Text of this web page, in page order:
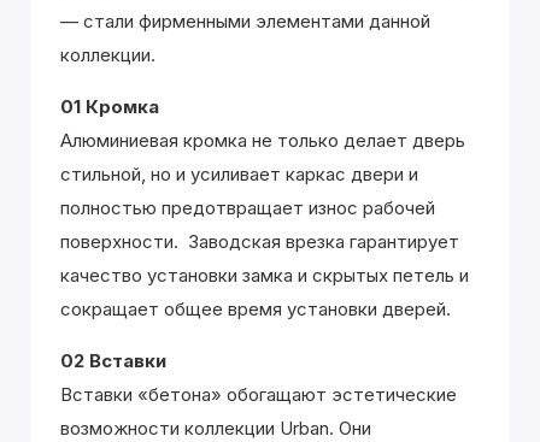
— стали фирменными элементами данной
коллекции.
01 Кромка
Алюминиевая кромка не только делает дверь
стильной, но и усиливает каркас двери и
полностью предотвращает износ рабочей
поверхности. Заводская врезка гарантирует
качество установки замка и скрытых петель и
сокращает общее время установки дверей.
02 Вставки
Вставки «бетона» обогащают эстетические
возможности коллекции Urban. Они